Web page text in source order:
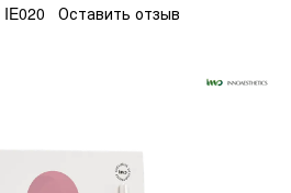
IE020 Оставить отзыв